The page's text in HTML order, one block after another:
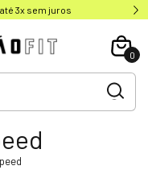
3x sem juros
0